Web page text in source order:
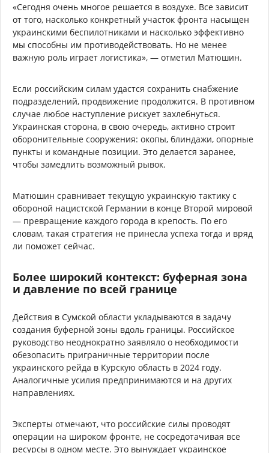
«Сегодня очень многое решается в воздухе. Все зависит
от того, насколько конкретный участок фронта насыщен
украинскими беспилотниками и насколько эффективно
мы способны им противодействовать. Но не менее
важную роль играет логистика», — отметил Матюшин.
Если российским силам удастся сохранить снабжение
подразделений, продвижение продолжится. В противном
случае любое наступление рискует захлебнуться.
Украинская сторона, в свою очередь, активно строит
оборонительные сооружения: окопы, блиндажи, опорные
пункты и командные позиции. Это делается заранее,
чтобы замедлить возможный рывок.
Матюшин сравнивает текущую украинскую тактику с
обороной нацистской Германии в конце Второй мировой
— превращение каждого города в крепость. По его
словам, такая стратегия не принесла успеха тогда и вряд
ли поможет сейчас.
Более широкий контекст: буферная зона
и давление по всей границе
Действия в Сумской области укладываются в задачу
создания буферной зоны вдоль границы. Российское
руководство неоднократно заявляло о необходимости
обезопасить приграничные территории после
украинского рейда в Курскую область в 2024 году.
Аналогичные усилия предпринимаются и на других
направлениях.
Эксперты отмечают, что российские силы проводят
операции на широком фронте, не сосредотачивая все
ресурсы в одном месте. Это вынуждает украинское